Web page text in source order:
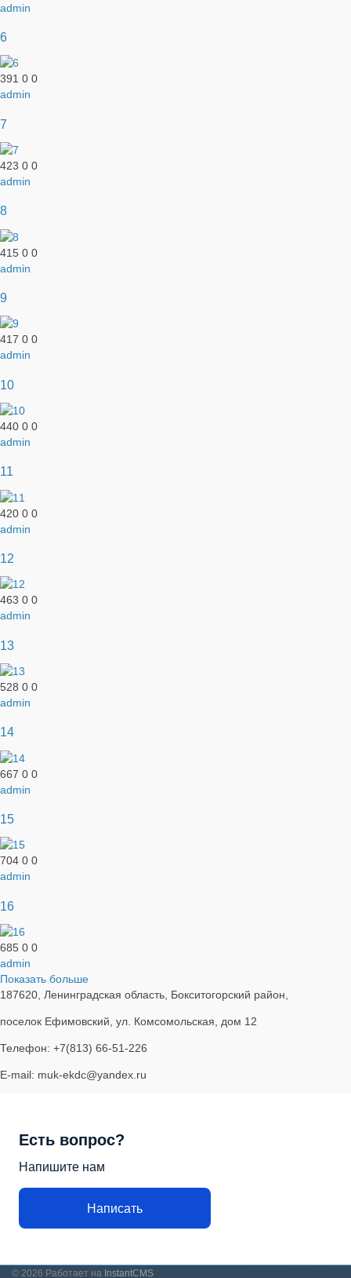
admin
6
391 0 0
admin
7
423 0 0
admin
8
415 0 0
admin
9
417 0 0
admin
10
440 0 0
admin
11
420 0 0
admin
12
463 0 0
admin
13
528 0 0
admin
14
667 0 0
admin
15
704 0 0
admin
16
685 0 0
admin
Показать больше
187620, Ленинградская область, Бокситогорский район,
поселок Ефимовский, ул. Комсомольская, дом 12
Телефон: +7(813) 66-51-226
E-mail: muk-ekdc@yandex.ru
Есть вопрос?
Напишите нам
Написать
© 2026 Работает на InstantCMS